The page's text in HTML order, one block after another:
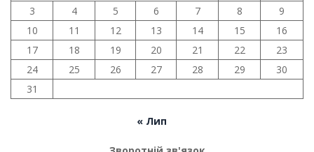
3
4 5 6 7 8
9
10
11 12 13 14 15
16
17
18 19 20 21 22
23
24
25 26 27 28 29
30
31
« Лип